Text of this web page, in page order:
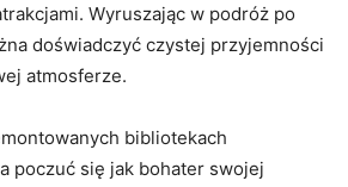
Wyruszając w⁤ podróż po⁤
doświadczyć czystej przyjemności
atmosferze.
bibliotekach
poczuć się jak bohater⁣ swojej